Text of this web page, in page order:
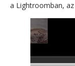
a Lightroomban,